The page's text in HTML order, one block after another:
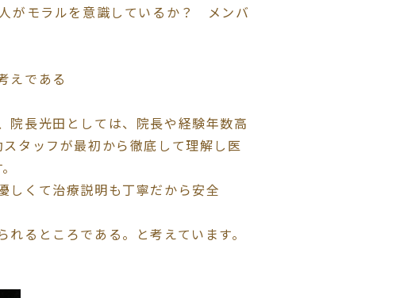
がモラルを意識しているか？ メンバ
えである
院長光田としては、院長や経験年数高
タッフが最初から徹底して理解し医
しくて治療説明も丁寧だから安全
るところである。と考えています。